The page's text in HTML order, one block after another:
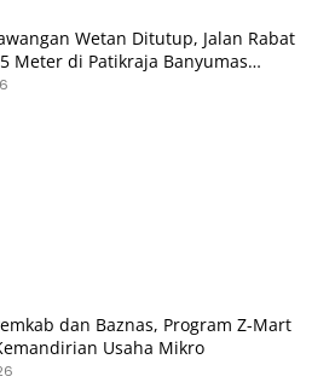
Wetan Ditutup, Jalan Rabat
Meter di Patikraja Banyumas
dan Baznas, Program Z-Mart
Usaha Mikro